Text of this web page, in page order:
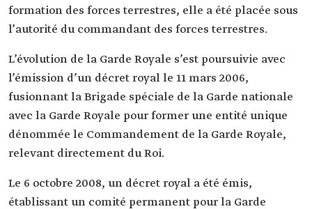
formation des forces terrestres, elle a été placée sous
l’autorité du commandant des forces terrestres.
L’évolution de la Garde Royale s’est poursuivie avec
l’émission d’un décret royal le 11 mars 2006,
fusionnant la Brigade spéciale de la Garde nationale
avec la Garde Royale pour former une entité unique
dénommée le Commandement de la Garde Royale,
relevant directement du Roi.
Le 6 octobre 2008, un décret royal a été émis,
établissant un comité permanent pour la Garde